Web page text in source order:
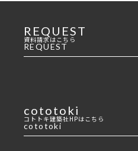
REQUEST
資料請求はこちら
REQUEST
cototoki
コトトキ建築社HPはこちら
cototoki